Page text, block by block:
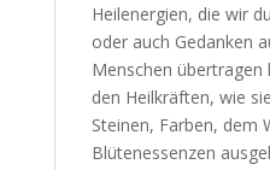
Heilenergien, die wir
oder auch Gedanken
Menschen
den Heilkräften, wie
Steinen, Farben, dem
Blütenessenzen